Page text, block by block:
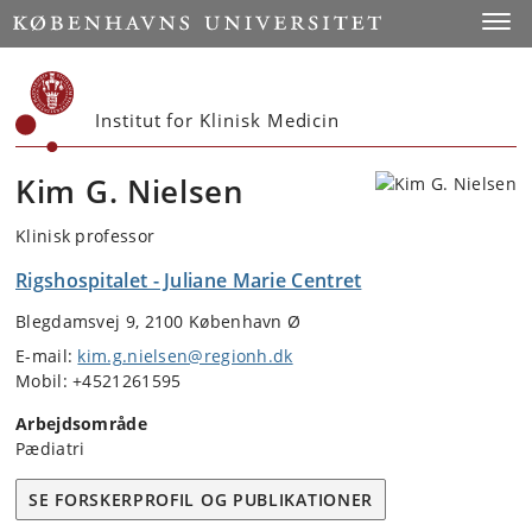
Start
Institut for Klinisk Medicin
Kim G. Nielsen
Klinisk professor
Rigshospitalet - Juliane Marie Centret
Blegdamsvej 9, 2100 København Ø
E-mail: kim.g.nielsen@regionh.dk
Mobil: +4521261595
Arbejdsområde
Pædiatri
SE FORSKERPROFIL OG PUBLIKATIONER